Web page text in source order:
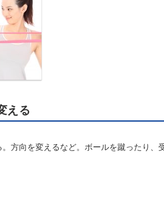
える
方向を変えるなど。ボールを蹴ったり、